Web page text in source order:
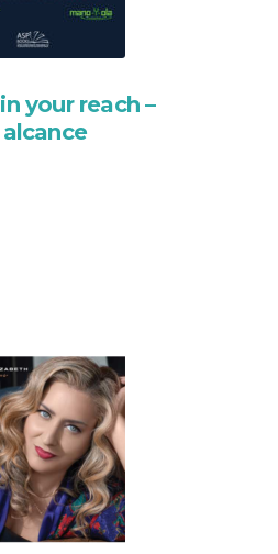
your reach –